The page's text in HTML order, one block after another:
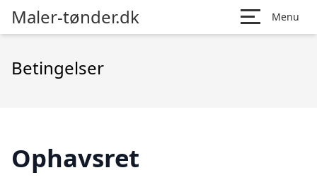
Maler-tønder.dk Menu
Betingelser
Ophavsret